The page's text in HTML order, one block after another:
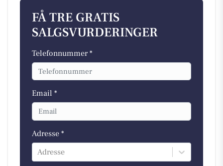
FÅ TRE GRATIS
SALGSVURDERINGER
Telefonnummer *
Email *
Adresse *
Adresse